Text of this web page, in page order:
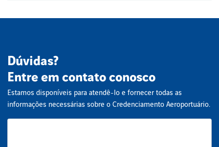
Dúvidas?
Entre em contato conosco
Estamos disponíveis para atendê-lo e fornecer todas as
informações necessárias sobre o Credenciamento Aeroportuário.